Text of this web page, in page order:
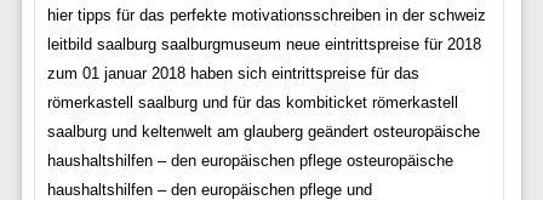
hier tipps für das perfekte motivationsschreiben in der schweiz
leitbild saalburg saalburgmuseum neue eintrittspreise für 2018
zum 01 januar 2018 haben sich eintrittspreise für das
römerkastell saalburg und für das kombiticket römerkastell
saalburg und keltenwelt am glauberg geändert osteuropäische
haushaltshilfen – den europäischen pflege osteuropäische
haushaltshilfen – den europäischen pflege und